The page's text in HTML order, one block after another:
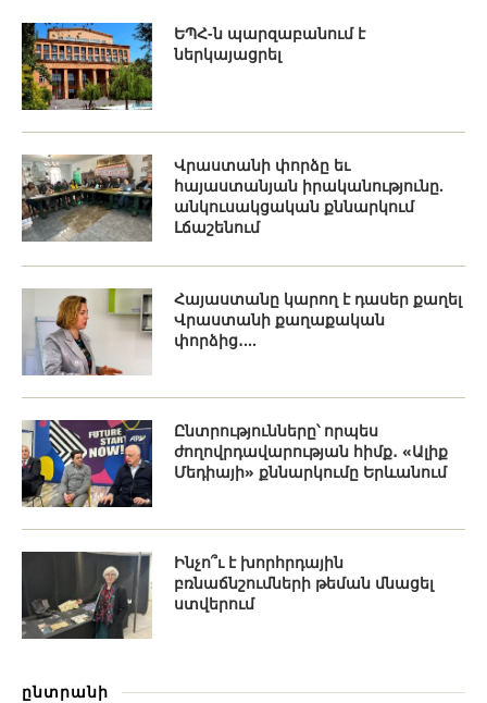
ԵՊՀ-ն պարզաբանում է
ներկայացրել
Վրաստանի փորձը եւ
հայաստանյան իրականությունը.
անկուսակցական քննարկում
Լճաշենում
Հայաստանը կարող է դասեր քաղել
Վրաստանի քաղաքական
փորձից․...
Ընտրությունները՝ որպես
ժողովրդավարության հիմք․ «Ալիք
Մեդիայի» քննարկումը Երևանում
Ինչո՞ւ է խորհրդային
բռնաճնշումների թեման մնացել
ստվերում
ընտրանի